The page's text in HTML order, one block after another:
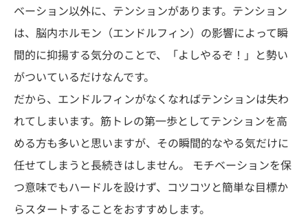
ベーション以外に、テンションがあります。テンション
は、脳内ホルモン（エンドルフィン）の影響によって瞬
間的に抑揚する気分のことで、「よしやるぞ！」と勢い
がついているだけなんです。
だから、エンドルフィンがなくなればテンションは失わ
れてしまいます。筋トレの第一歩としてテンションを高
める方も多いと思いますが、その瞬間的なやる気だけに
任せてしまうと長続きはしません。 モチベーションを保
つ意味でもハードルを設けず、コツコツと簡単な目標か
らスタートすることをおすすめします。